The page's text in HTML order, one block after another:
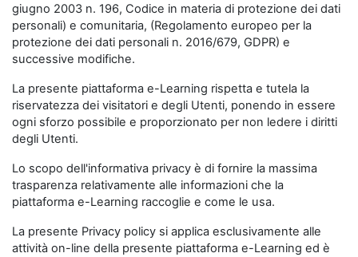
giugno 2003 n. 196, Codice in materia di protezione dei dati
personali) e comunitaria, (Regolamento europeo per la
protezione dei dati personali n. 2016/679, GDPR) e
successive modifiche.
La presente piattaforma e-Learning rispetta e tutela la
riservatezza dei visitatori e degli Utenti, ponendo in essere
ogni sforzo possibile e proporzionato per non ledere i diritti
degli Utenti.
Lo scopo dell'informativa privacy è di fornire la massima
trasparenza relativamente alle informazioni che la
piattaforma e-Learning raccoglie e come le usa.
La presente Privacy policy si applica esclusivamente alle
attività on-line della presente piattaforma e-Learning ed è